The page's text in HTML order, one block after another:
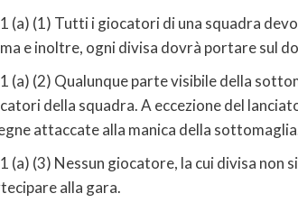
(a) (1) Tutti i giocatori di una squadra
e inoltre, ogni divisa dovrà portare sul
(a) (2) Qualunque parte visibile della
della squadra. A eccezione del
attaccate alla manica della
(a) (3) Nessun giocatore, la cui divisa non
alla gara.